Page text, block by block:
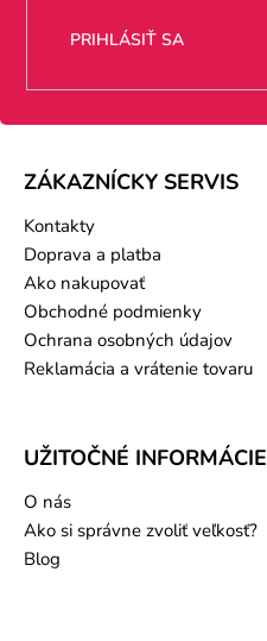
PRIHLÁSIŤ SA
ZÁKAZNÍCKY SERVIS
Kontakty
Doprava a platba
Ako nakupovať
Obchodné podmienky
Ochrana osobných údajov
Reklamácia a vrátenie tovaru
UŽITOČNÉ INFORMÁCIE
O nás
Ako si správne zvoliť veľkosť?
Blog